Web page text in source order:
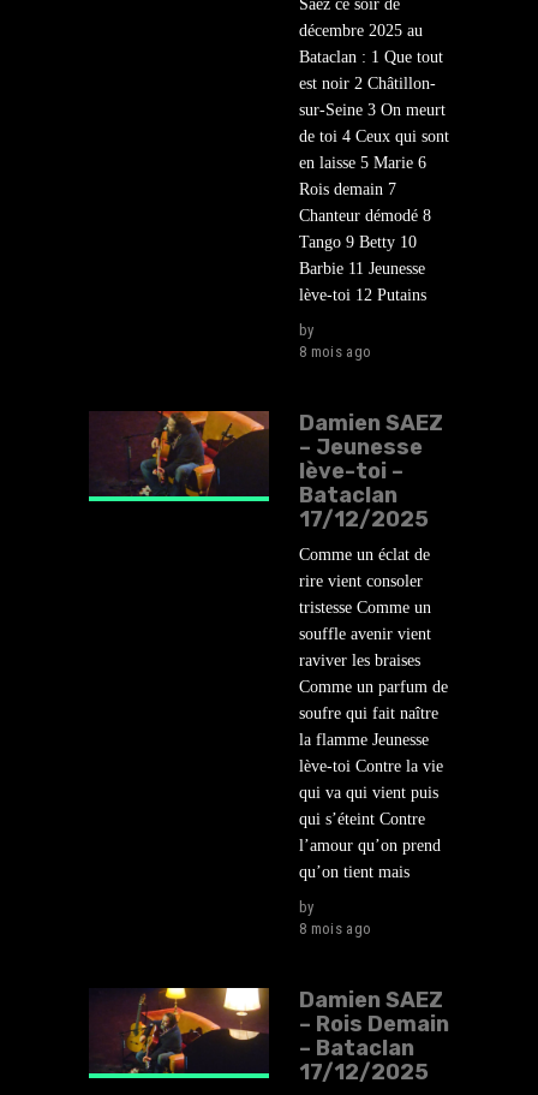
Saez ce soir de
décembre 2025 au
Bataclan : 1 Que tout
est noir 2 Châtillon-
sur-Seine 3 On meurt
de toi 4 Ceux qui sont
en laisse 5 Marie 6
Rois demain 7
Chanteur démodé 8
Tango 9 Betty 10
Barbie 11 Jeunesse
lève-toi 12 Putains
by
8 mois ago
Damien SAEZ
– Jeunesse
lève-toi –
Bataclan
17/12/2025
Comme un éclat de
rire vient consoler
tristesse Comme un
souffle avenir vient
raviver les braises
Comme un parfum de
soufre qui fait naître
la flamme Jeunesse
lève-toi Contre la vie
qui va qui vient puis
qui s’éteint Contre
l’amour qu’on prend
qu’on tient mais
by
8 mois ago
Damien SAEZ
– Rois Demain
– Bataclan
17/12/2025